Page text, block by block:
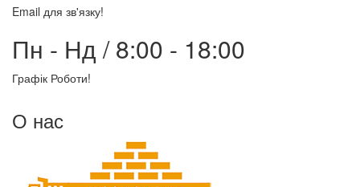
Email для зв'язку!
Пн - Нд / 8:00 - 18:00
Графік Роботи!
О нас